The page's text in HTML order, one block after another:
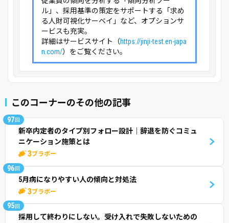
ル」、採用基準の策定をサポートする「求め
る人財可視化サーベイ」など、オプションサ
ービスも充実。
詳細はサービスサイト（https://jinji-test.en-japa
n.com/）をご覧ください。
このコーナーのその他の記事
97回
新卒内定者のタイプ別フォロー設計｜辞退を防ぐコミュ
ニケーション施策とは
3ブラボー
96回
5月病になりやすい人の傾向と対処法
3ブラボー
95回
採用して終わりにしない。受け入れで失敗しないための